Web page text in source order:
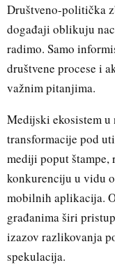
Društveno-politička
događaji oblikuju
radimo. Samo
društvene procese i
važnim pitanjima.
Medijski ekosistem
transformacije pod
mediji poput
konkurenciju u vidu
mobilnih aplikacija.
građanima širi
izazov razlikovanja
spekulacija.